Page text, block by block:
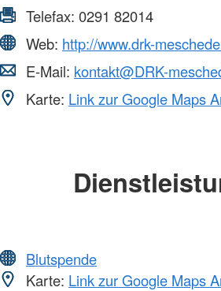
Telefax: 0291 82014
Web: http://www.drk-
E-Mail: kontakt@DRK-
Karte: Link zur Google Maps
Blutspende
Karte: Link zur Google Maps